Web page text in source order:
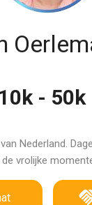
10k - 50k
Nederland.
vrolijke